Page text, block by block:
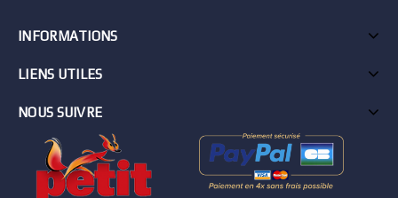
INFORMATIONS
LIENS UTILES
NOUS SUIVRE